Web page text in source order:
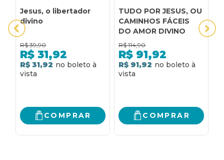
Jesus, o libertador
divino
R$ 39,90
R$ 31,92
R$ 31,92
COMPRAR
TUDO POR JESUS, OU
CAMINHOS FÁCEIS
DO AMOR DIVINO
R$ 114,90
R$ 91,92
R$ 91,92
COMPRAR